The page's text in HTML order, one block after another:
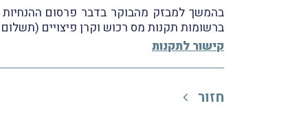
בהמשך למבזק מהבוקר בדבר פרסום ההנחיות
ברשומות תקנות מס רכוש וקרן פיצויים (תשלום
קישור לתקנות
חזור